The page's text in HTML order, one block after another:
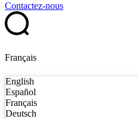
Contactez-nous
Français
English
Español
Français
Deutsch